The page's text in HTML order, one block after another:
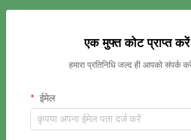
एक मुफ्त कोट प्राप्त करें
हमारा प्रतिनिधि जल्द ही आपको संपर्क
ईमेल